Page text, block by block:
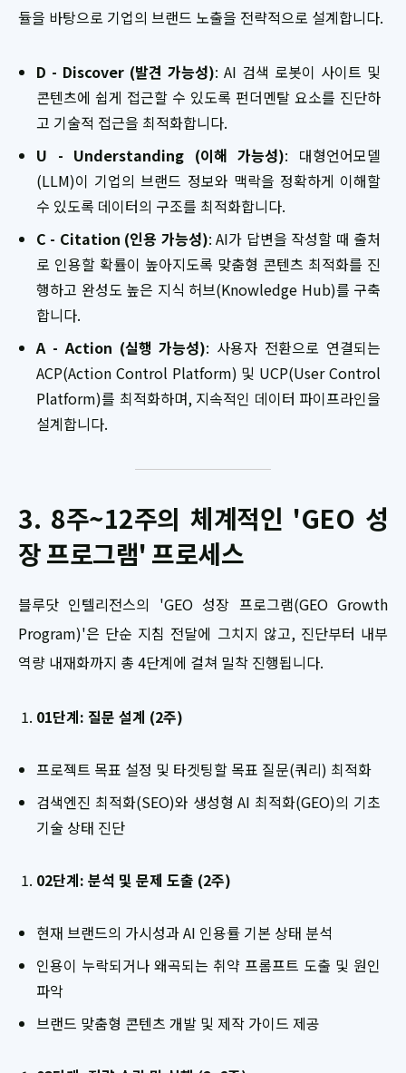
듈을 바탕으로 기업의 브랜드 노출을 전략적으로 설계합니다.
D - Discover (발견 가능성): AI 검색 로봇이 사이트 및
콘텐츠에 쉽게 접근할 수 있도록 펀더멘탈 요소를 진단하
고 기술적 접근을 최적화합니다.
U - Understanding (이해 가능성): 대형언어모델
(LLM)이 기업의 브랜드 정보와 맥락을 정확하게 이해할
수 있도록 데이터의 구조를 최적화합니다.
C - Citation (인용 가능성): AI가 답변을 작성할 때 출처
로 인용할 확률이 높아지도록 맞춤형 콘텐츠 최적화를 진
행하고 완성도 높은 지식 허브(Knowledge Hub)를 구축
합니다.
A - Action (실행 가능성): 사용자 전환으로 연결되는
ACP(Action Control Platform) 및 UCP(User Control
Platform)를 최적화하며, 지속적인 데이터 파이프라인을
설계합니다.
3. 8주~12주의 체계적인 'GEO 성
장 프로그램' 프로세스
블루닷 인텔리전스의 'GEO 성장 프로그램(GEO Growth
Program)'은 단순 지침 전달에 그치지 않고, 진단부터 내부
역량 내재화까지 총 4단계에 걸쳐 밀착 진행됩니다.
01단계: 질문 설계 (2주)
프로젝트 목표 설정 및 타겟팅할 목표 질문(쿼리) 최적화
검색엔진 최적화(SEO)와 생성형 AI 최적화(GEO)의 기초
기술 상태 진단
02단계: 분석 및 문제 도출 (2주)
현재 브랜드의 가시성과 AI 인용률 기본 상태 분석
인용이 누락되거나 왜곡되는 취약 프롬프트 도출 및 원인
파악
브랜드 맞춤형 콘텐츠 개발 및 제작 가이드 제공